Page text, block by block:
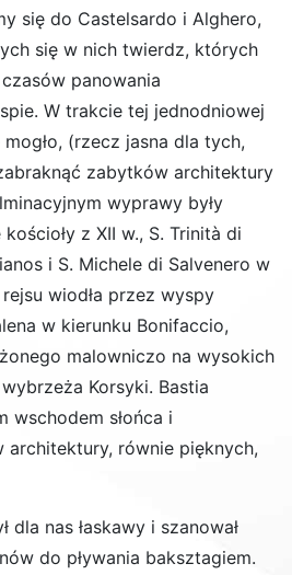
się do Castelsardo i Alghero,
się w nich twierdz, których
panowania
W trakcie tej jednodniowej
(rzecz jasna dla tych,
zabytków architektury
wyprawy były
z XII w., S. Trinità di
i S. Michele di Salvenero w
wiodła przez wyspy
w kierunku Bonifaccio,
malowniczo na wysokich
Korsyki. Bastia
wschodem słońca i
równie pięknych,
dla nas łaskawy i szanował
do pływania baksztagiem.